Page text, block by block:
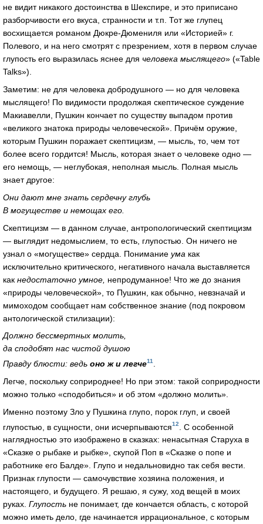
не видит никакого достоинства в Шекспире, и это приписано
разборчивости его вкуса, странности и т.п. Тот же глупец
восхищается романом Дюкре-Дюмениля или «Историей» г.
Полевого, и на него смотрят с презрением, хотя в первом случае
глупость его выразилась яснее для человека мыслящего» («Table
Talks»).
Заметим: не для человека добродушного — но для человека
мыслящего! По видимости продолжая скептическое суждение
Макиавелли, Пушкин кончает по существу выпадом против
«великого знатока природы человеческой». Причём оружие,
которым Пушкин поражает скептицизм, — мысль, то, чем тот
более всего гордится! Мысль, которая знает о человеке одно —
его немощь, — неглубокая, неполная мысль. Полная мысль
знает другое:
Они дают мне знать сердечну глубь
В могуществе и немощах его.
Скептицизм — в данном случае, антропологический скептицизм
— выглядит недомыслием, то есть, глупостью. Он ничего не
узнал о «могуществе» сердца. Понимание ума как
исключительно критического, негативного начала выставляется
как недостаточно умное, непродуманное! Что же до знания
«природы человеческой», то Пушкин, как обычно, невзначай и
мимоходом сообщает нам собственное знание (под покровом
антологической стилизации):
Должно бессмертных молить,
да сподобят нас чистой душою
Правду блюсти: ведь оно ж и легче11
Легче, поскольку соприроднее! Но при этом: такой соприродности
можно только «сподобиться» и об этом «должно молить».
Именно поэтому Зло у Пушкина глупо, порок глуп, и своей
глупостью, в сущности, они исчерпываются12
. С особенной
наглядностью это изображено в сказках: ненасытная Старуха в
«Сказке о рыбаке и рыбке», скупой Поп в «Сказке о попе и
работнике его Балде». Глупо и недальновидно так себя вести.
Признак глупости — самочувствие хозяина положения, и
настоящего, и будущего. Я решаю, я сужу, ход вещей в моих
руках. Глупость не понимает, где кончается область, с которой
можно иметь дело, где начинается иррациональное, с которым